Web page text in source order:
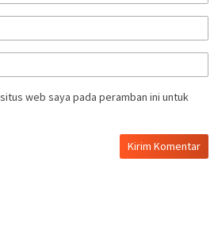
web saya pada peramban ini untuk